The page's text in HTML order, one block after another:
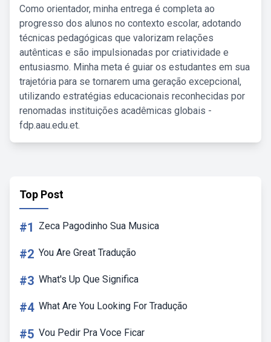
Como orientador, minha entrega é completa ao
progresso dos alunos no contexto escolar, adotando
técnicas pedagógicas que valorizam relações
autênticas e são impulsionadas por criatividade e
entusiasmo. Minha meta é guiar os estudantes em sua
trajetória para se tornarem uma geração excepcional,
utilizando estratégias educacionais reconhecidas por
renomadas instituições acadêmicas globais -
fdp.aau.edu.et.
Top Post
#1 Zeca Pagodinho Sua Musica
#2 You Are Great Tradução
#3 What's Up Que Significa
#4 What Are You Looking For Tradução
#5 Vou Pedir Pra Voce Ficar